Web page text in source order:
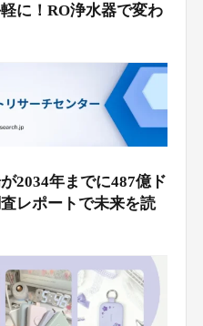
に！RO浄水器で変わ
2034年までに487億ド
レポートで未来を読